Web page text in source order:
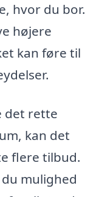
hvor du bor.
højere
kan føre til
det rette
kan det
flere tilbud.
mulighed